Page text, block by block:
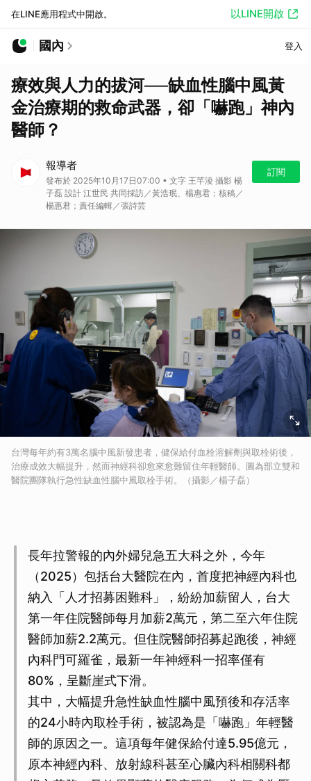
在LINE應用程式中開啟。 以LINE開啟
國內 登入
療效與人力的拔河──缺血性腦中風黃
金治療期的救命武器，卻「嚇跑」神內
醫師？
報導者
發布於 2025年10月17日07:00 • 文字 王芊淩 攝影 楊
子磊 設計 江世民 共同採訪／黃浩珉、楊惠君；核稿／
楊惠君；責任編輯／張詩芸
訂閱
台灣每年約有3萬名腦中風新發患者，健保給付血栓溶解劑與取栓術後，
治療成效大幅提升，然而神經科卻愈來愈難留住年輕醫師。圖為部立雙和
醫院團隊執行急性缺血性腦中風取栓手術。（攝影／楊子磊）
長年拉警報的內外婦兒急五大科之外，今年
（2025）包括台大醫院在內，首度把神經內科也
納入「人才招募困難科」，紛紛加薪留人，台大
第一年住院醫師每月加薪2萬元，第二至六年住院
醫師加薪2.2萬元。但住院醫師招募起跑後，神經
內科門可羅雀，最新一年神經科一招率僅有
80%，呈斷崖式下滑。
其中，大幅提升急性缺血性腦中風預後和存活率
的24小時內取栓手術，被認為是「嚇跑」年輕醫
師的原因之一。這項每年健保給付達5.95億元，
原本神經內科、放射線科甚至心臟內科相關科都